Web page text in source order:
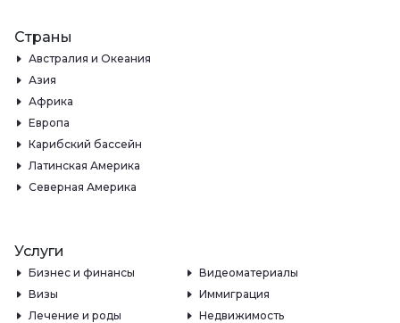
Страны
Австралия и Океания
Азия
Африка
Европа
Карибский бассейн
Латинская Америка
Северная Америка
Услуги
Бизнес и финансы
Видеоматериалы
Визы
Иммиграция
Лечение и роды
Недвижимость